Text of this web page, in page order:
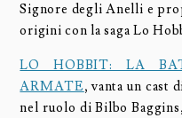
Signore degli Anelli e
origini con la saga Lo
LO HOBBIT: LA
ARMATE, vanta un cast
nel ruolo di Bilbo